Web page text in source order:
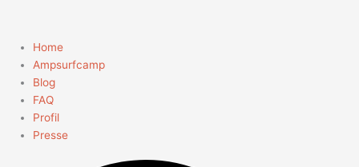
Home
Ampsurfcamp
Blog
FAQ
Profil
Presse